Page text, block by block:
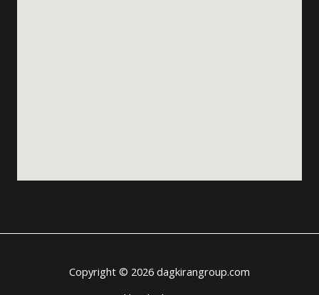
Copyright © 2026 dagkirangroup.com